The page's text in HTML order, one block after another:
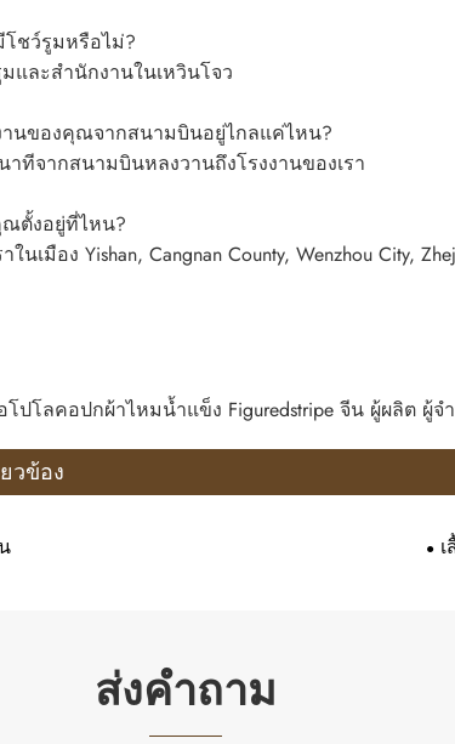
ชว์รูมหรือไม่?
และสำนักงานในเหวินโจว
านของคุณจากสนามบินอยู่ไกลแค่ไหน?
ทีจากสนามบินหลงวานถึงโรงงานของเรา
ณตั้งอยู่ที่ไหน?
นเมือง Yishan, Cangnan County, Wenzhou City,
ปโลคอปกผ้าไหมน้ำแข็ง Figuredstripe จีน ผู้ผลิต
วข้อง
ส่งคำถาม